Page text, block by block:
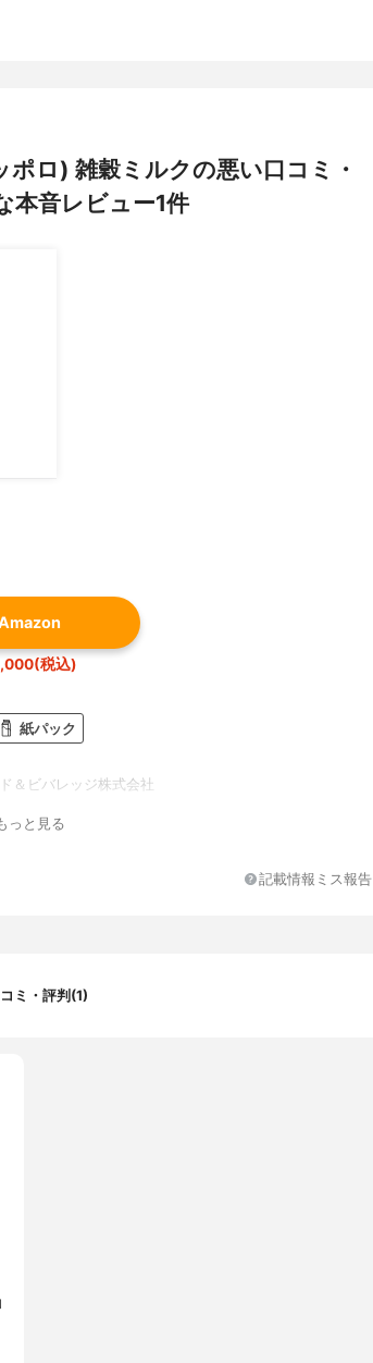
ロ) 雑穀ミルクの悪い口コミ・
本音レビュー1件
税込)
紙パック
＆ビバレッジ株式会社
っと見る
記載情報ミス報告
ミ・評判(1)